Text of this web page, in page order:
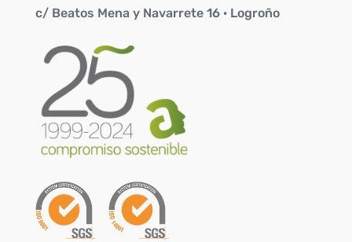
c/ Beatos Mena y Navarrete 16 · Logroño